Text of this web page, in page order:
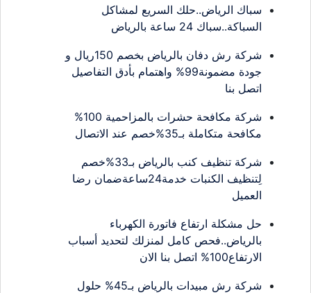
سباك الرياض..حلك السريع لمشاكل
السباكة..سباك 24 ساعة بالرياض
شركة رش دفان بالرياض بخصم 150ريال و
جودة مضمونة99% واهتمام بأدق التفاصيل
اتصل بنا
شركة مكافحة حشرات بالمزاحمية 100%
مكافحة متكاملة بـ35%خصم عند الاتصال
شركة تنظيف كنب بالرياض بـ33%خصم
لِتنظيف الكنبات خدمة24ساعةضمان رضا
العميل
حل مشكلة ارتفاع فاتورة الكهرباء
بالرياض..فحص كامل لمنزلك لتحديد أسباب
الارتفاع100% اتصل بنا الان
شركة رش مبيدات بالرياض بـ45% حلول